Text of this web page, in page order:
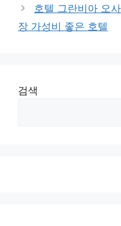
호텔 그란비아 오
장 가성비 좋은 호텔
검색